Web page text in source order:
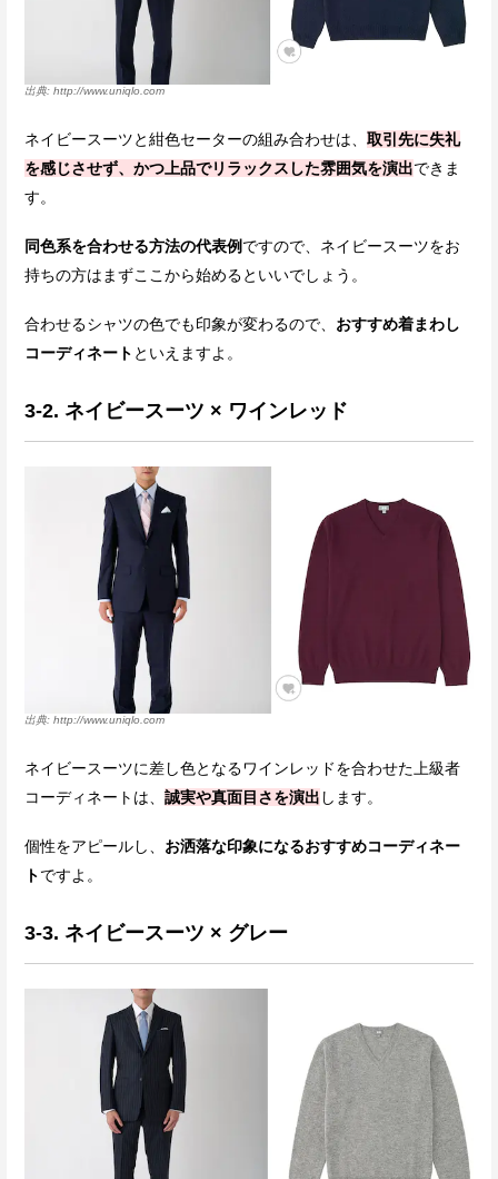
http://www.uniqlo.com
ネイビースーツと紺色セーターの組み合わせは、 取引先に失礼
を感じさせず、かつ上品でリラックスした雰囲気を演出できま
す。
同色系を合わせる方法の代表例ですので、ネイビースーツをお
持ちの方はまずここから始めるといいでしょう。
合わせるシャツの色でも印象が変わるので、 おすすめ着まわし
コーディネート といえますよ。
3-2. ネイビースーツ × ワインレッド
http://www.uniqlo.com
ネイビースーツに差し色となるワインレッドを合わせた上級者
コーディネートは、 誠実や真面目さを演出 します。
個性をアピールし、 お洒落な印象になるおすすめコーディネー
トですよ。
3-3. ネイビースーツ × グレー